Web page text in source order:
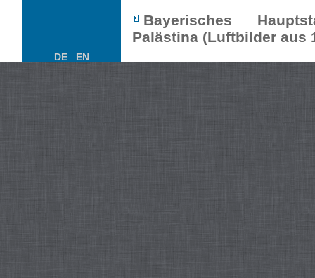
Bayerisches
Palästina (Luftbilder aus
DE EN